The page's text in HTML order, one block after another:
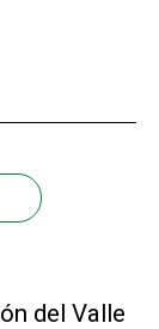
del Valle